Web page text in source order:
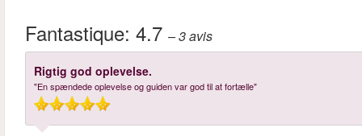
Fantastique: 4.7 – 3avis
Rigtig god oplevelse.
"En spændede oplevelse og guiden var god til at fortælle"